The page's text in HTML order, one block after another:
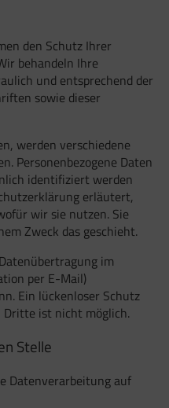
den Schutz Ihrer
behandeln Ihre
und entsprechend der
sowie dieser
werden verschiedene
Personenbezogene Daten
identifiziert werden
erläutert,
wir sie nutzen. Sie
Zweck das geschieht.
im
per E-Mail)
Ein lückenloser Schutz
Dritte ist nicht möglich.
Stelle
Datenverarbeitung auf